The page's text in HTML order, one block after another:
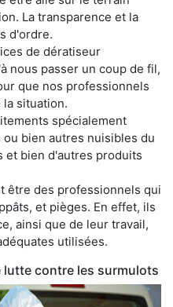
La transparence et la
d'ordre.
de dératiseur
nous passer un coup de fil,
que nos professionnels
situation.
spécialement
bien autres nuisibles du
et bien d'autres produits
être des professionnels qui
et pièges. En effet, ils
ainsi que de leur travail,
utilisées.
contre les surmulots